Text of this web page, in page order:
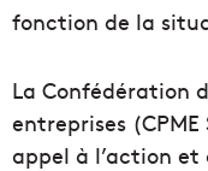
fonction de la
La Confédération
entreprises
appel à l’action